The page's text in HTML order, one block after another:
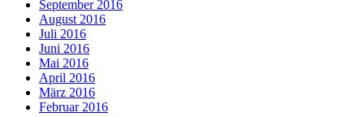
September 2016
August 2016
Juli 2016
Juni 2016
Mai 2016
April 2016
März 2016
Februar 2016